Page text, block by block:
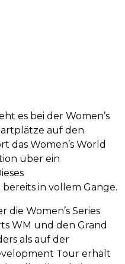
es bei der Women’s
auf den
das Women’s World
über ein
in vollem Gange.
Women’s Series
WM und den Grand
als auf der
Tour erhält